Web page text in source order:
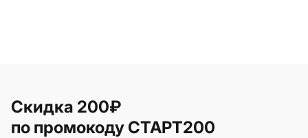
Скидка 200₽
по промокоду СТАРТ200